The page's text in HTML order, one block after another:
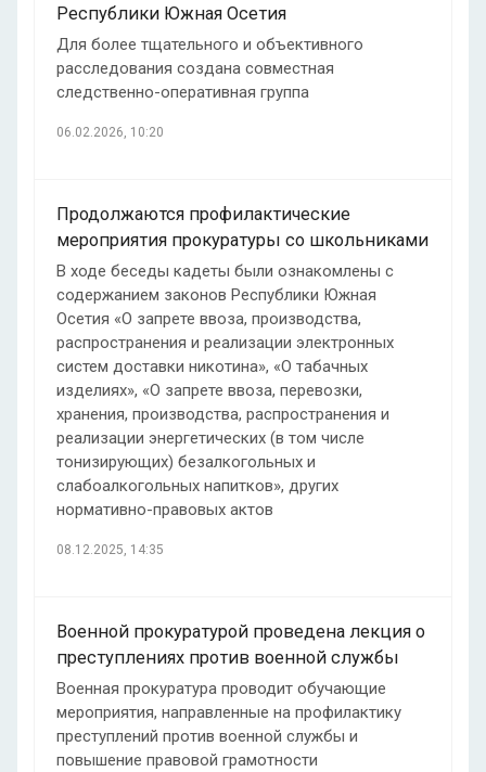
Республики Южная Осетия
Для более тщательного и объективного
расследования создана совместная
следственно-оперативная группа
06.02.2026, 10:20
Продолжаются профилактические
мероприятия прокуратуры со школьниками
В ходе беседы кадеты были ознакомлены с
содержанием законов Республики Южная
Осетия «О запрете ввоза, производства,
распространения и реализации электронных
систем доставки никотина», «О табачных
изделиях», «О запрете ввоза, перевозки,
хранения, производства, распространения и
реализации энергетических (в том числе
тонизирующих) безалкогольных и
слабоалкогольных напитков», других
нормативно-правовых актов
08.12.2025, 14:35
Военной прокуратурой проведена лекция о
преступлениях против военной службы
Военная прокуратура проводит обучающие
мероприятия, направленные на профилактику
преступлений против военной службы и
повышение правовой грамотности